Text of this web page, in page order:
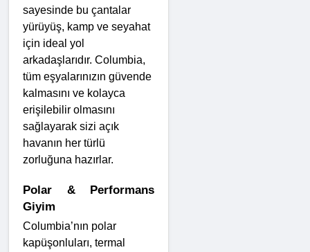
sayesinde bu çantalar
yürüyüş, kamp ve seyahat
için ideal yol
arkadaşlarıdır. Columbia,
tüm eşyalarınızın güvende
kalmasını ve kolayca
erişilebilir olmasını
sağlayarak sizi açık
havanın her türlü
zorluğuna hazırlar.
Polar & Performans
Giyim
Columbia’nın polar
kapüşonluları, termal